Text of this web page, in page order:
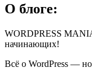
О блоге:
WORDPRESS
начинающих!
Всё о WordPress —